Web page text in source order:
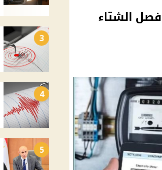
الشتاء
3
4
5